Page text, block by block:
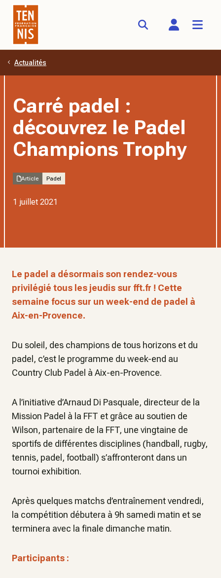
Aller au contenu principal
Actualités
Carré padel :
découvrez le Padel
Champions Trophy
Article Padel
1 juillet 2021
Le padel a désormais son rendez-vous
privilégié tous les jeudis sur fft.fr ! Cette
semaine focus sur un week-end de padel à
Aix-en-Provence.
Du soleil, des champions de tous horizons et du
padel, c’est le programme du week-end au
Country Club Padel à Aix-en-Provence.
A l’initiative d’Arnaud Di Pasquale, directeur de la
Mission Padel à la FFT et grâce au soutien de
Wilson, partenaire de la FFT, une vingtaine de
sportifs de différentes disciplines (handball, rugby,
tennis, padel, football) s’affronteront dans un
tournoi exhibition.
Après quelques matchs d’entraînement vendredi,
la compétition débutera à 9h samedi matin et se
terminera avec la finale dimanche matin.
Participants :